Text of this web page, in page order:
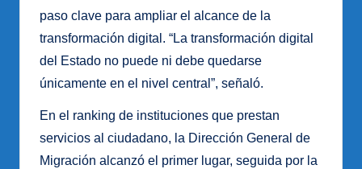
paso clave para ampliar el alcance de la
transformación digital. “La transformación digital
del Estado no puede ni debe quedarse
únicamente en el nivel central”, señaló.
En el ranking de instituciones que prestan
servicios al ciudadano, la Dirección General de
Migración alcanzó el primer lugar, seguida por la